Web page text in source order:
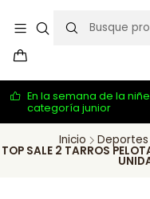
En la semana de la
categoría junior
Inicio Deportes
TOP SALE 2 TARROS